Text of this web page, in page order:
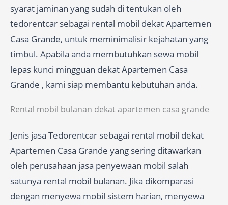
syarat jaminan yang sudah di tentukan oleh
tedorentcar sebagai rental mobil dekat Apartemen
Casa Grande, untuk meminimalisir kejahatan yang
timbul. Apabila anda membutuhkan sewa mobil
lepas kunci mingguan dekat Apartemen Casa
Grande , kami siap membantu kebutuhan anda.
Rental mobil bulanan dekat apartemen casa grande
Jenis jasa Tedorentcar sebagai rental mobil dekat
Apartemen Casa Grande yang sering ditawarkan
oleh perusahaan jasa penyewaan mobil salah
satunya rental mobil bulanan. Jika dikomparasi
dengan menyewa mobil sistem harian, menyewa